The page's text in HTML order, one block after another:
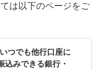
は以下のページをご
つでも他行口座に
込みできる銀行・